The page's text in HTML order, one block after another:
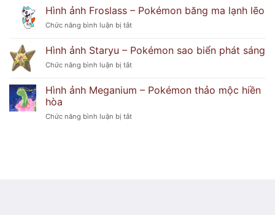
phù
lửa
bí
ảnh
Lilligant
–
hoa
duyên
dáng
Hình ảnh Froslass – Pokémon băng ma lạnh lẽo
Chức năng bình luận bị tắtở
ảnh
Froslass
–
băng
lẽo
Hình ảnh Staryu – Pokémon sao biển phát sáng
Chức năng bình luận bị tắtở
Staryu
Pokémon
Hình ảnh Meganium – Pokémon thảo mộc hiền
hòa
Chức năng bình luận bị tắtở